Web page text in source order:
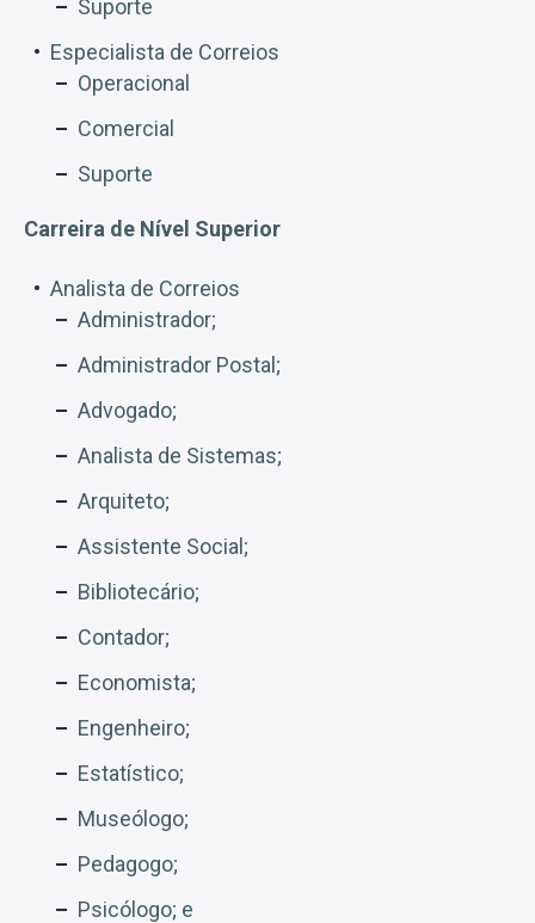
Suporte
Especialista de Correios
Operacional
Comercial
Suporte
Carreira de Nível Superior
Analista de Correios
Administrador;
Administrador Postal;
Advogado;
Analista de Sistemas;
Arquiteto;
Assistente Social;
Bibliotecário;
Contador;
Economista;
Engenheiro;
Estatístico;
Museólogo;
Pedagogo;
Psicólogo; e